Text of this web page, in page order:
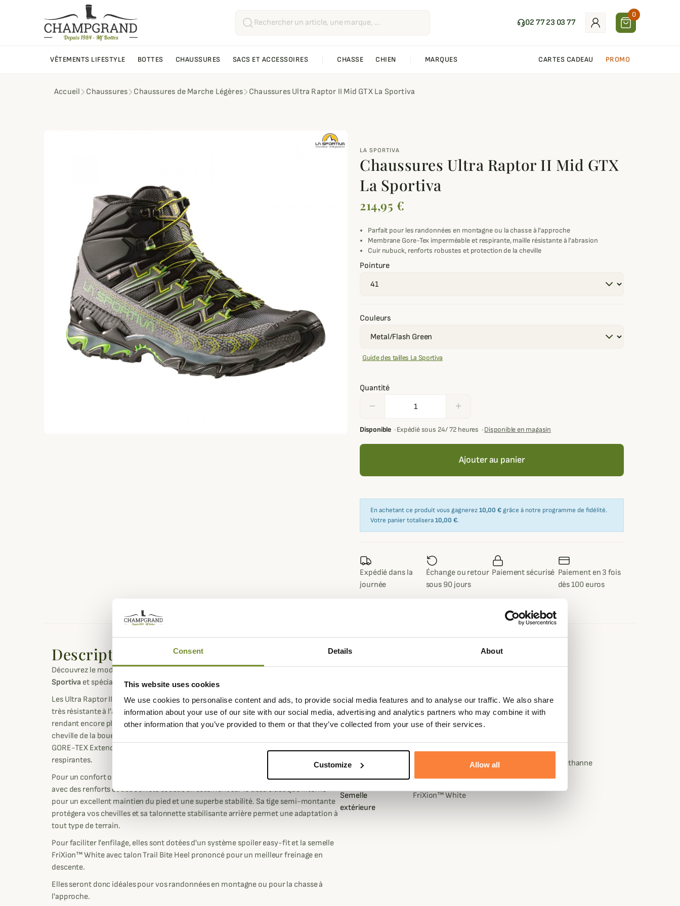
Consent Details About
This website uses cookies
We use cookies to personalise content and ads, to provide social media features and to analyse our traffic. We also share
information about your use of our site with our social media, advertising and analytics partners who may combine it with
other information that you’ve provided to them or that they’ve collected from your use of their services.
Customize Allow all
02 77 23 03 77
0
VÊTEMENTS LIFESTYLE BOTTES CHAUSSURES SACS ET ACCESSOIRES CHASSE CHIEN MARQUES CARTES CADEAU PROMO
Accueil Chaussures Chaussures de Marche Légères Chaussures Ultra Raptor II Mid GTX La Sportiva
LA SPORTIVA
Chaussures Ultra Raptor II Mid GTX
La Sportiva
214,95 €
Parfait pour les randonnées en montagne ou la chasse à l'approche
Membrane Gore-Tex imperméable et respirante, maille résistante à l'abrasion
Cuir nubuck, renforts robustes et protection de la cheville
Pointure
Couleurs
Guide des tailles La Sportiva
Quantité
remove add
Disponible ·Expédié sous 24/ 72 heures ·Disponible en magasin
Ajouter au panier
En achetant ce produit vous gagnerez10,00 € grâce à notre programme de fidélité.
Votre panier totalisera10,00 €.
Expédié dans la
journée
Échange ou retour
sous 90 jours
Paiement sécurisé Paiement en 3 fois
dès 100 euros
Description
Découvrez le modèle de chaussures Ultra Raptor II Mid GTX développé parLa
Sportiva et spécialement conçu pour la randonnée ou la chasse active.
Les Ultra Raptor II Mid sont confectionnées à partir de cuir nubuck et d'une maille
très résistante à l'abrasion et possèdent une bande de renfort en microfibre les
rendant encore plus robuste. Une collerette souple Comfort Collar qui protège votre
cheville de la boue ou des pierres par exemple. Elles possèdent aussi une membrane
GORE-TEX Extended Comfort afin qu'elles soient totalement imperméables et
respirantes.
Pour un confort optimal, le système de laçage est directement intégré à la maille
avec des renforts et des oeillets cousus directement sur le tissu élastique interne
pour un excellent maintien du pied et une superbe stabilité. Sa tige semi-montante
protégera vos chevilles et sa talonnette stabilisante arrière permet une adaptation à
tout type de terrain.
Pour faciliter l'enfilage, elles sont dotées d'un système spoiler easy-fit et la semelle
FriXion™ White avec talon Trail Bite Heel prononcé pour un meilleur freinage en
descente.
Elles seront donc idéales pour vos randonnées en montagne ou pour la chasse à
l'approche.
Fiche technique
Poids en
470g la chaussure
Genre Femme, Homme, Mixte
Doublure GORE-TEX Extended comfort
Matière Matériau résistant à l'abrasion
Semelle
Anatomique polyester sur mousse de polyuréthanne
Semelle
extérieure
FriXion™ White